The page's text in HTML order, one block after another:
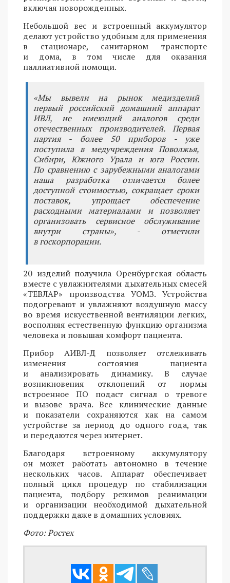
включая новорожденных.
Небольшой вес и встроенный аккумулятор
делают устройство удобным для применения
в стационаре, санитарном транспорте
и дома, в том числе для оказания
паллиативной помощи.
«Мы вывели на рынок медизделий
первый российский домашний аппарат
ИВЛ, не имеющий аналогов среди
отечественных производителей. Первая
партия - более 50 приборов - уже
поступила в медучреждения Поволжья,
Сибири, Южного Урала и юга России.
По сравнению с зарубежными аналогами
наша разработка отличается более
доступной стоимостью, сокращает сроки
поставок, упрощает обеспечение
расходными материалами и позволяет
организовать сервисное обслуживание
внутри страны», - отметили
в госкорпорации.
20 изделий получила Оренбургская область
вместе с увлажнителями дыхательных смесей
«ТЕВЛАР» производства УОМЗ. Устройства
подогревают и увлажняют воздушную массу
во время искусственной вентиляции легких,
восполняя естественную функцию организма
человека и повышая комфорт пациента.
Прибор АИВЛ-Д позволяет отслеживать
изменения состояния пациента
и анализировать динамику. В случае
возникновения отклонений от нормы
встроенное ПО подаст сигнал о тревоге
и вызове врача. Все клинические данные
и показатели сохраняются как на самом
устройстве за период до одного года, так
и передаются через интернет.
Благодаря встроенному аккумулятору
он может работать автономно в течение
нескольких часов. Аппарат обеспечивает
полный цикл процедур по стабилизации
пациента, подбору режимов реанимации
и организации необходимой дыхательной
поддержки даже в домашних условиях.
Фото: Ростех